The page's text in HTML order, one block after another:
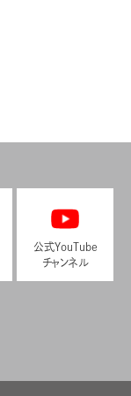
公式YouTube
チャンネル